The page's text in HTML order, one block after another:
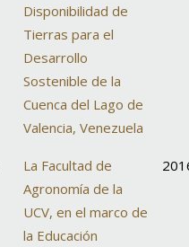
Disponibilidad de
Tierras para el
Desarrollo
Sostenible de la
Cuenca del Lago de
Valencia, Venezuela
La Facultad de
Agronomía de la
UCV, en el marco de
la Educación